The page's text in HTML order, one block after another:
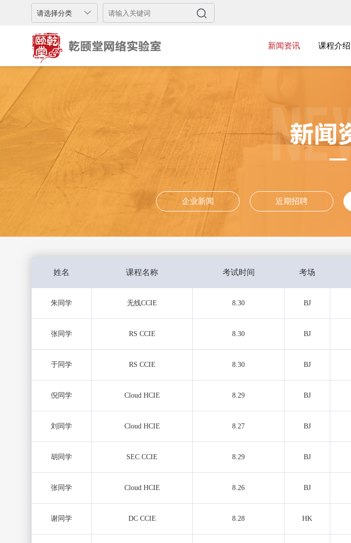
新闻资讯 课程介绍
课程介绍
企业新闻 近期招聘
姓名 课程名称 考试时间 考场
朱同学 无线CCIE 8.30 BJ
张同学 RS CCIE 8.30 BJ
于同学 RS CCIE 8.30 BJ
倪同学 Cloud HCIE 8.29 BJ
刘同学 Cloud HCIE 8.27 BJ
胡同学 SEC CCIE 8.29 BJ
张同学 Cloud HCIE 8.26 BJ
谢同学 DC CCIE 8.28 HK